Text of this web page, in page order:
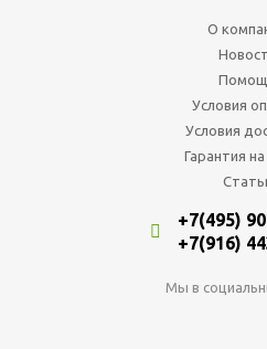
О
Условия
Условия
Гарантия
+7(495)
+7(916)
Мы в